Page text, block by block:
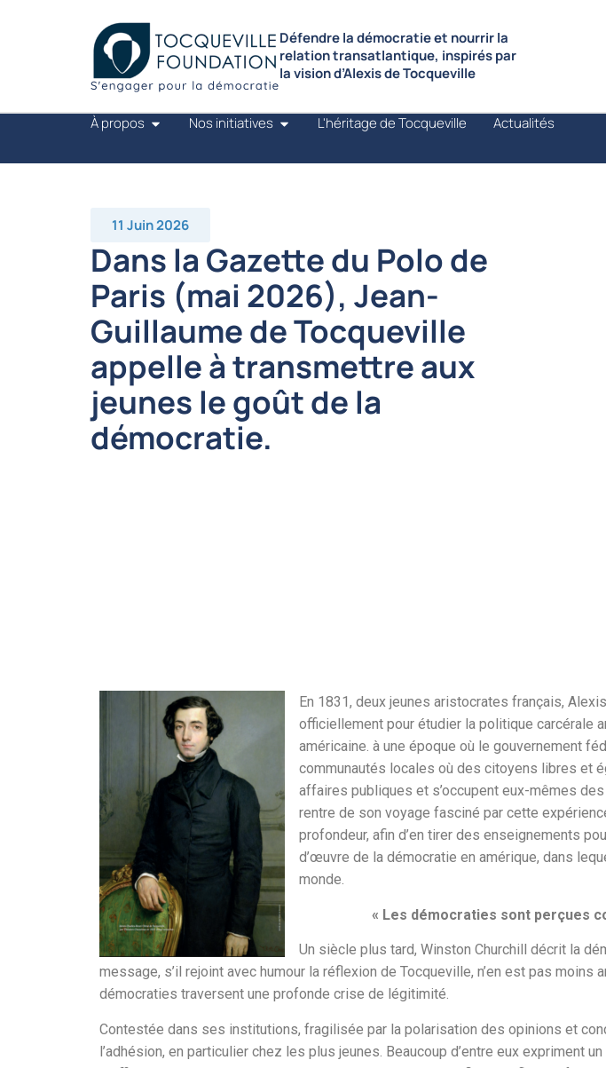
Défendre la démocratie et nourrir la
relation transatlantique, inspirés par
la vision d’Alexis de Tocqueville
À propos Nos initiatives L'héritage de Tocqueville Actualités
11 Juin 2026
Dans la Gazette du Polo de
Paris (mai 2026), Jean-
Guillaume de Tocqueville
appelle à transmettre aux
jeunes le goût de la
démocratie.
En 1831, deux jeunes aristocrates français,
officiellement pour étudier la politique carcérale
américaine. à une époque où le gouvernement
communautés locales où des citoyens libres et
affaires publiques et s’occupent eux-mêmes
rentre de son voyage fasciné par cette
profondeur, afin d’en tirer des enseignements
d’œuvre de la démocratie en amérique, dans
monde.
« Les démocraties sont perçues
Un siècle plus tard, Winston Churchill décrit la
message, s’il rejoint avec humour la réflexion de Tocqueville, n’en est pas
démocraties traversent une profonde crise de légitimité.
Contestée dans ses institutions, fragilisée par la polarisation des opinions et
l’adhésion, en particulier chez les plus jeunes. Beaucoup d’entre eux expriment